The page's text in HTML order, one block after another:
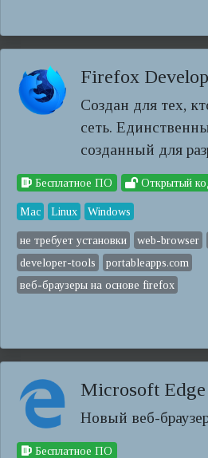
Firefox
Создан для тех,
сеть.
созданный для
Бесплатное ПО Открытый
Mac Linux Windows
не требует установки web-browser
developer-tools
portableapps.com
веб-браузеры на основе firefox
Microsoft Edge
Новый веб-
Бесплатное ПО